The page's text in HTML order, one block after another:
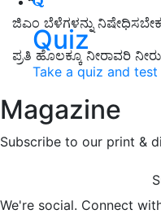
Quiz
Take a quiz and
Magazine
Subscribe to our print &
We're social. Connect
ಜಿಎಂ ಬೆಳೆಗಳನ್ನು
ಪ್ರತಿ ಹೊಲಕ್ಕೂ ನೀರಾವರಿ